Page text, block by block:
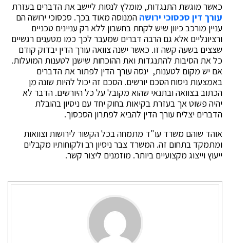
כאשר מוגשת התנגדות, מומלץ לנסות ליישב את הדברים בעזרת
עורך דין סכסוכי ירושה המנוסה מאוד בכך. סכסוכי ירושה הם
עניין מורכב כיוון שיש לקחת בחשבון ללא רק עניינים טכניים
ורציונליים אלא גם הרבה דברים שמעבר לכך כמו מטענים רגשיים
שצצים בשעה קשה זו. כאשר ישנה צוואה עורך הדין יבדוק קודם
כל את הסיבות להתנגדות ואת ההוכחות שישנן לטענות המועלות.
אם יש מקום לטענות, ינסה עורך הדין לפתור את הדברים
באמצעות ניסוח הסכם יורשים. הסכם זה יכול להיות שונה מן
הכתוב בצוואה ובתנאי שהוא מקובל על כל היורשים. הדבר לא
יהיה פשוט אך בעזרת בקיאות בחוק יחד עם ניסיון בהובלת
הדברים יצליח עורך הדין להביא לפתרון הסכסוך.
אוהד שוהם משרד עו"ד מתמחה בכל הקשור לירושות וצוואות
ומתמקד בתחום זה. המשרד צבר ניסיון רב ולקוחותיו מקבלים
ייעוץ וייצוג מקצועיים ביותר. מוזמנים ליצור קשר.